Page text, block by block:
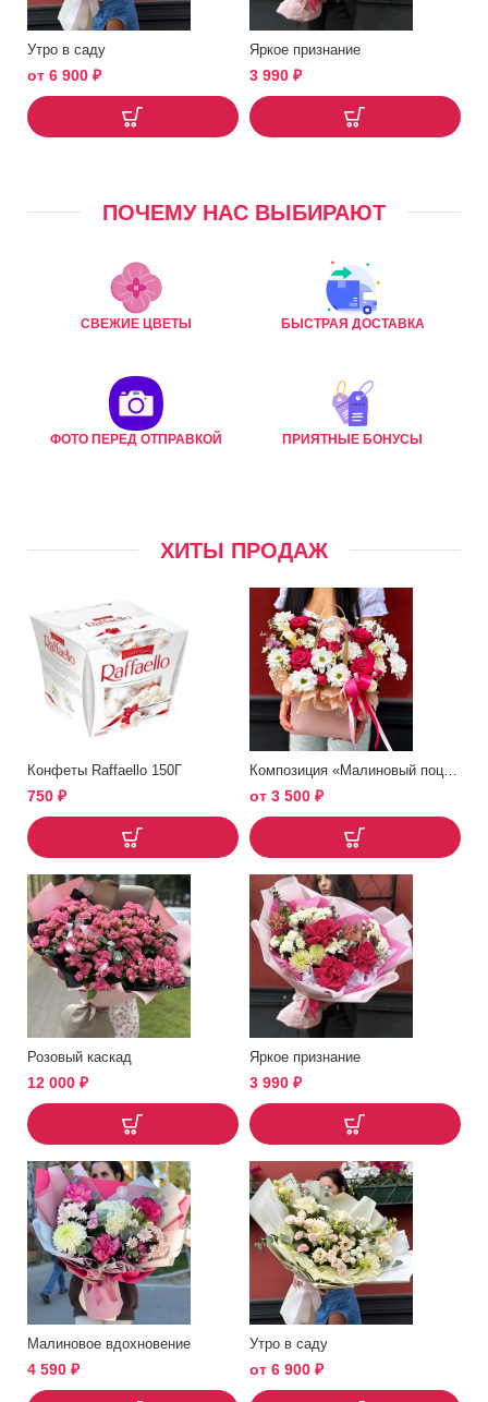
Утро в саду
от 6 900 ₽
Яркое признание
3 990 ₽
ПОЧЕМУ НАС ВЫБИРАЮТ
СВЕЖИЕ ЦВЕТЫ БЫСТРАЯ ДОСТАВКА
ФОТО ПЕРЕД ОТПРАВКОЙ ПРИЯТНЫЕ БОНУСЫ
ХИТЫ ПРОДАЖ
Конфеты Raffaello 150Г
750 ₽ от 3 500 ₽
Розовый каскад
12 000 ₽
Яркое признание
3 990 ₽
Малиновое вдохновение
4 590 ₽
Утро в саду
от 6 900 ₽